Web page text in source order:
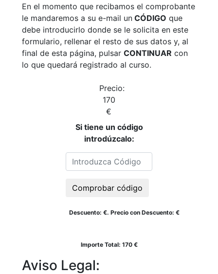
En el momento que recibamos el comprobante
le mandaremos a su e-mail un CÓDIGO que
debe introducirlo donde se le solicita en este
formulario, rellenar el resto de sus datos y, al
final de esta página, pulsar CONTINUAR con
lo que quedará registrado al curso.
Precio:
170
€
Si tiene un código
introdúzcalo:
Comprobar código
Descuento: €. Precio con Descuento: €
Importe Total: 170€
Aviso Legal: